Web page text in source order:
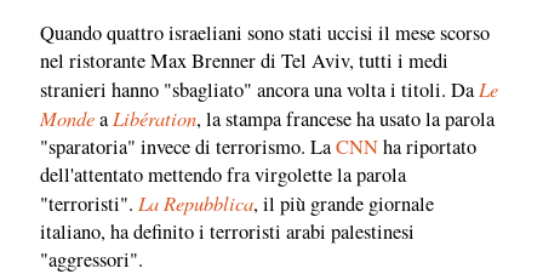
Quando quattro israeliani sono stati uccisi il mese scorso
nel ristorante Max Brenner di Tel Aviv, tutti i medi
stranieri hanno "sbagliato" ancora una volta i titoli. Da Le
Mondea Libération, la stampa francese ha usato la parola
"sparatoria" invece di terrorismo. LaCNNha riportato
dell'attentato mettendo fra virgolette la parola
"terroristi". La Repubblica, il più grande giornale
italiano, ha definito i terroristi arabi palestinesi
"aggressori".